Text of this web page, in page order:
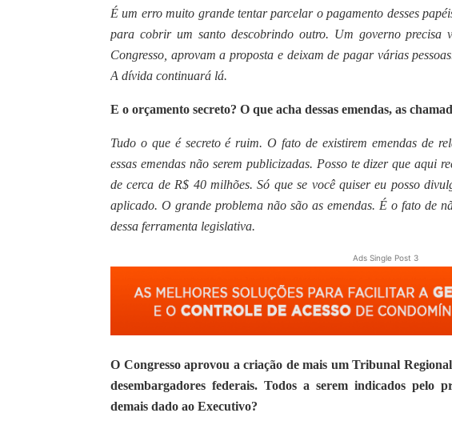
É um erro muito grande tentar parcelar o pagamento desses
para cobrir um santo descobrindo outro. Um governo precisa
Congresso, aprovam a proposta e deixam de pagar várias
A dívida continuará lá.
E o orçamento secreto? O que acha dessas emendas, as
Tudo o que é secreto é ruim. O fato de existirem emendas de
essas emendas não serem publicizadas. Posso te dizer que aqui
de cerca de R$ 40 milhões. Só que se você quiser eu posso
aplicado. O grande problema não são as emendas. É o fato de
dessa ferramenta legislativa.
Ads Single Post 3
O Congresso aprovou a criação de mais um Tribunal
desembargadores federais. Todos a serem indicados pelo
demais dado ao Executivo?